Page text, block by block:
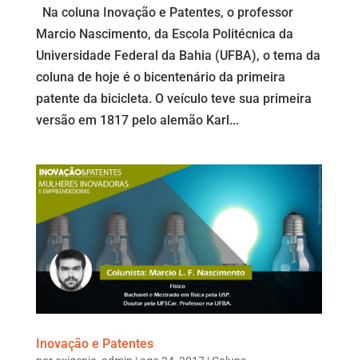
Na coluna Inovação e Patentes, o professor
Marcio Nascimento, da Escola Politécnica da
Universidade Federal da Bahia (UFBA), o tema da
coluna de hoje é o bicentenário da primeira
patente da bicicleta. O veículo teve sua primeira
versão em 1817 pelo alemão Karl...
Inovação e Patentes